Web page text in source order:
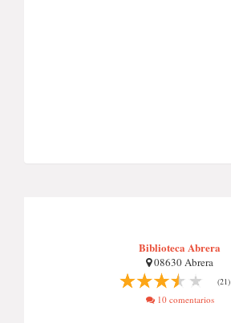
Biblioteca Abrera
08630 Abrera
(21)
10 comentarios